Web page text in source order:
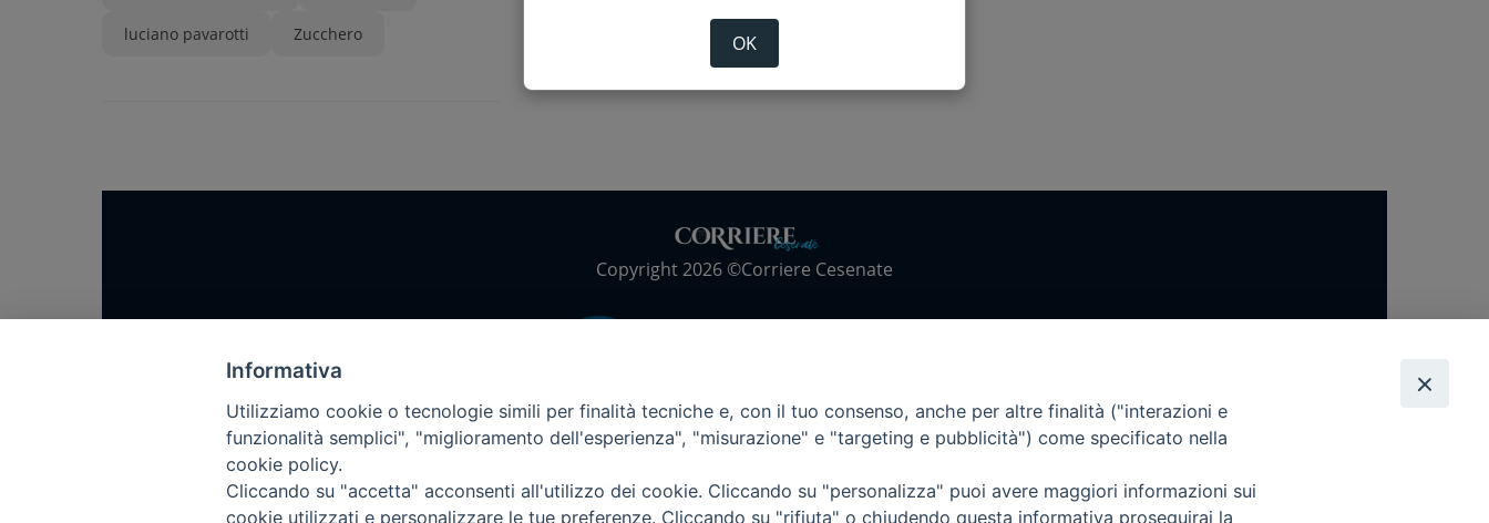
luciano pavarotti Zucchero
Copyright 2026 ©Corriere Cesenate
Come abbonarsi
OK
Informativa
Utilizziamo cookie o tecnologie simili per finalità tecniche e, con il tuo consenso, anche per altre finalità ("interazioni e
funzionalità semplici", "miglioramento dell'esperienza", "misurazione" e "targeting e pubblicità") come specificato nella
cookie policy.
Cliccando su "accetta" acconsenti all'utilizzo dei cookie. Cliccando su "personalizza" puoi avere maggiori informazioni sui
cookie utilizzati e personalizzare le tue preferenze. Cliccando su "rifiuta" o chiudendo questa informativa proseguirai la